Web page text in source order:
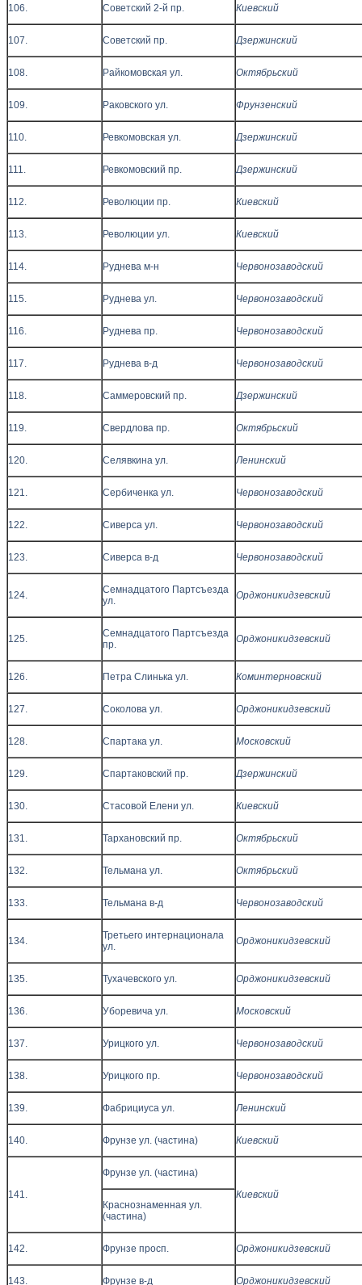
106. Советский 2-й пр. Киевский
107. Советский пр. Дзержинский
108. Райкомовская ул. Октябрьский
109. Раковского ул. Фрунзенский
110. Ревкомовская ул. Дзержинский
111. Ревкомовский пр. Дзержинский
112. Революции пр. Киевский
113. Революции ул. Киевский
114. Руднева м-н Червонозаводский
115. Руднева ул. Червонозаводский
116. Руднева пр. Червонозаводский
117. Руднева в-д Червонозаводский
118. Саммеровский пр. Дзержинский
119. Свердлова пр. Октябрьский
120. Селявкина ул. Ленинский
121. Сербиченка ул. Червонозаводский
122. Сиверса ул. Червонозаводский
123. Сиверса в-д Червонозаводский
124.
Семнадцатого Партсъезда
ул.
Орджоникидзевский
125.
Семнадцатого Партсъезда
пр.
Орджоникидзевский
126. Петра Слинька ул. Коминтерновский
127. Соколова ул. Орджоникидзевский
128. Спартака ул. Московский
129. Спартаковский пр. Дзержинский
130. Стасовой Елени ул. Киевский
131. Тархановский пр. Октябрьский
132. Тельмана ул. Октябрьский
133. Тельмана в-д Червонозаводский
134.
Третьего интернационала
ул.
Орджоникидзевский
135. Тухачевского ул. Орджоникидзевский
136. Уборевича ул. Московский
137. Урицкого ул. Червонозаводский
138. Урицкого пр. Червонозаводский
139. Фабрициуса ул. Ленинский
140. Фрунзе ул. (частина) Киевский
141.
Фрунзе ул. (частина)
Киевский
Краснознаменная ул.
(частина)
142. Фрунзе просп. Орджоникидзевский
143. Фрунзе в-д Орджоникидзевский